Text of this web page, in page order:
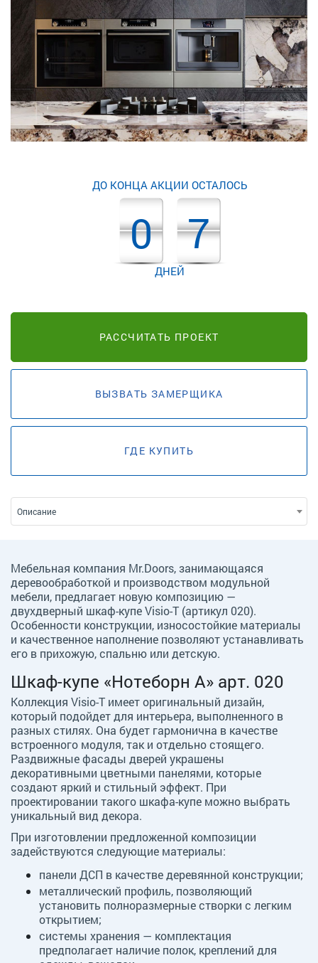
ДО КОНЦА АКЦИИ ОСТАЛОСЬ
0 7
ДНЕЙ
РАССЧИТАТЬ ПРОЕКТ
ВЫЗВАТЬ ЗАМЕРЩИКА
ГДЕ КУПИТЬ
Описание
Мебельная компания Mr.Doors, занимающаяся
деревообработкой и производством модульной
мебели, предлагает новую композицию —
двухдверный шкаф-купе Visio-T (артикул 020).
Особенности конструкции, износостойкие материалы
и качественное наполнение позволяют устанавливать
его в прихожую, спальню или детскую.
Шкаф-купе «Нотеборн А» арт. 020
Коллекция Visio-T имеет оригинальный дизайн,
который подойдет для интерьера, выполненного в
разных стилях. Она будет гармонична в качестве
встроенного модуля, так и отдельно стоящего.
Раздвижные фасады дверей украшены
декоративными цветными панелями, которые
создают яркий и стильный эффект. При
проектировании такого шкафа-купе можно выбрать
уникальный вид декора.
При изготовлении предложенной композиции
задействуются следующие материалы:
панели ДСП в качестве деревянной конструкции;
металлический профиль, позволяющий
установить полноразмерные створки с легким
открытием;
системы хранения — комплектация
предполагает наличие полок, креплений для